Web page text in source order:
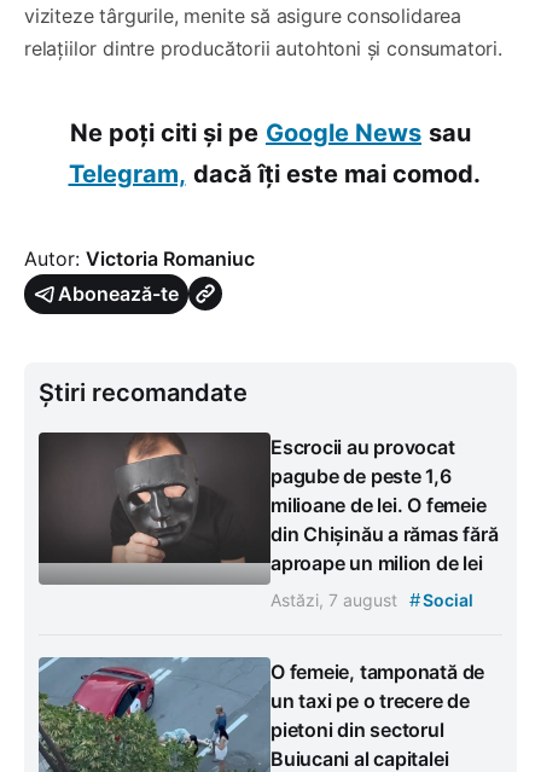
viziteze târgurile, menite să asigure consolidarea
relațiilor dintre producătorii autohtoni și consumatori.
Ne poți citi și pe Google News sau
Telegram, dacă îți este mai comod.
Autor: Victoria Romaniuc
Abonează-te
Știri recomandate
Escrocii au provocat
pagube de peste 1,6
milioane de lei. O femeie
din Chișinău a rămas fără
aproape un milion de lei
Astăzi, 7 august #Social
O femeie, tamponată de
un taxi pe o trecere de
pietoni din sectorul
Buiucani al capitalei